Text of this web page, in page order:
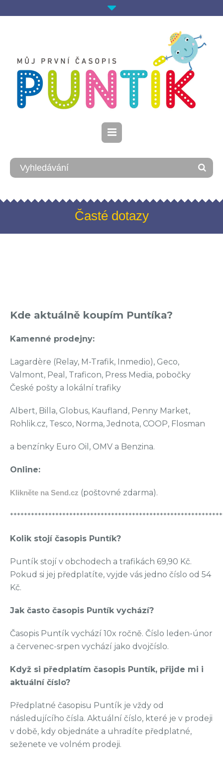
Časté dotazy
Kde aktuálně koupím Puntíka?
Kamenné prodejny:
Lagardère (Relay, M-Trafik, Inmedio), Geco,
Valmont, Peal, Traficon, Press Media, pobočky
České pošty a lokální trafiky
Albert, Billa, Globus, Kaufland, Penny Market,
Rohlik.cz, Tesco, Norma, Jednota, COOP, Flosman
a benzínky Euro Oil, OMV a Benzina.
Online:
Klikněte na Send.cz (poštovné zdarma).
Kolik stojí časopis Puntík?
Puntík stojí v obchodech a trafikách 69,90 Kč.
Pokud si jej předplatíte, vyjde vás jedno číslo od 54
Kč.
Jak často časopis Puntík vychází?
Časopis Puntík vychází 10x ročně. Číslo leden-únor
a červenec-srpen vychází jako dvojčíslo.
Když si předplatím časopis Puntík, přijde mi i
aktuální číslo?
Předplatné časopisu Puntík je vždy od
následujícího čísla. Aktuální číslo, které je v prodeji
v době, kdy objednáte a uhradíte předplatné,
seženete ve volném prodeji.